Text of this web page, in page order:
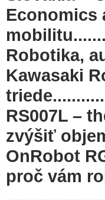
Economics
Robotika,
Kawasaki
RS007L –
zvýšiť
OnRobot
proč vám